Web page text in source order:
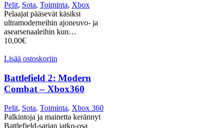
Pelit, Sota, Toiminta, Xbox
Pelaajat pääsevät käsiksi
ultramoderneihin ajoneuvo- ja
asearsenaaleihin kun…
10,00€
Lisää ostoskoriin
Battlefield 2: Modern
Combat – Xbox360
Pelit, Sota, Toiminta, Xbox 360
Palkintoja ja mainetta kerännyt
Battlefield-sarjan jatko-osa